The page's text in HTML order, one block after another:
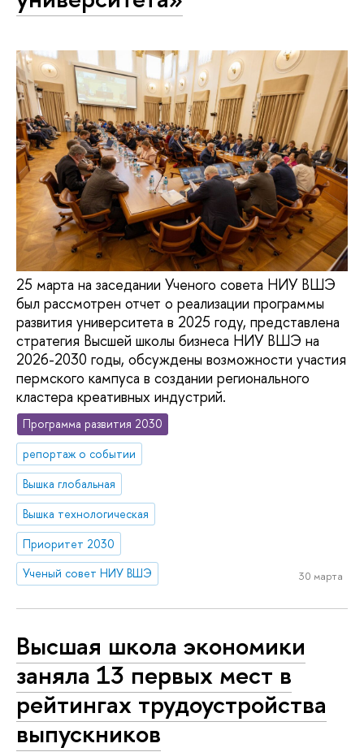
25 марта на заседании Ученого совета НИУ ВШЭ
был рассмотрен отчет о реализации программы
развития университета в 2025 году, представлена
стратегия Высшей школы бизнеса НИУ ВШЭ на
2026-2030 годы, обсуждены возможности участия
пермского кампуса в создании регионального
кластера креативных индустрий.
Программа развития 2030
репортаж о событии
Вышка глобальная
Вышка технологическая
Приоритет 2030
Ученый совет НИУ ВШЭ
30 марта
Высшая школа экономики
заняла 13 первых мест в
рейтингах трудоустройства
выпускников